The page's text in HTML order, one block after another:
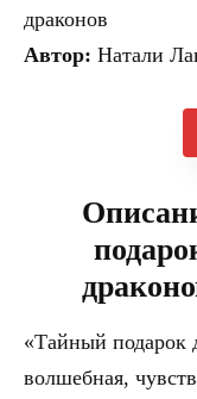
драконов
Автор: Натали
«Тайный подарок
волшебная,